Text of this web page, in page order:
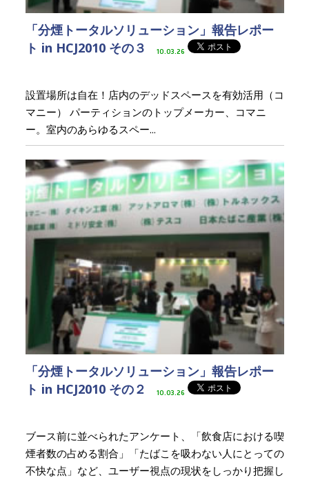
「分煙トータルソリューション」報告レポー
ト in HCJ2010 その３
10.03.26
設置場所は自在！店内のデッドスペースを有効活用（コ
マニー） パーティションのトップメーカー、コマニ
ー。室内のあらゆるスペー...
「分煙トータルソリューション」報告レポー
ト in HCJ2010 その２
10.03.26
ブース前に並べられたアンケート、「飲食店における喫
煙者数の占める割合」「たばこを吸わない人にとっての
不快な点」など、ユーザー視点の現状をしっかり把握し